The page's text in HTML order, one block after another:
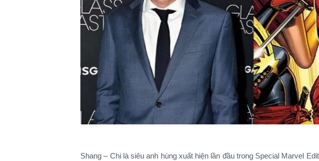
Shang – Chi là siêu anh hùng xuất hiện lần đầu trong Special Marvel